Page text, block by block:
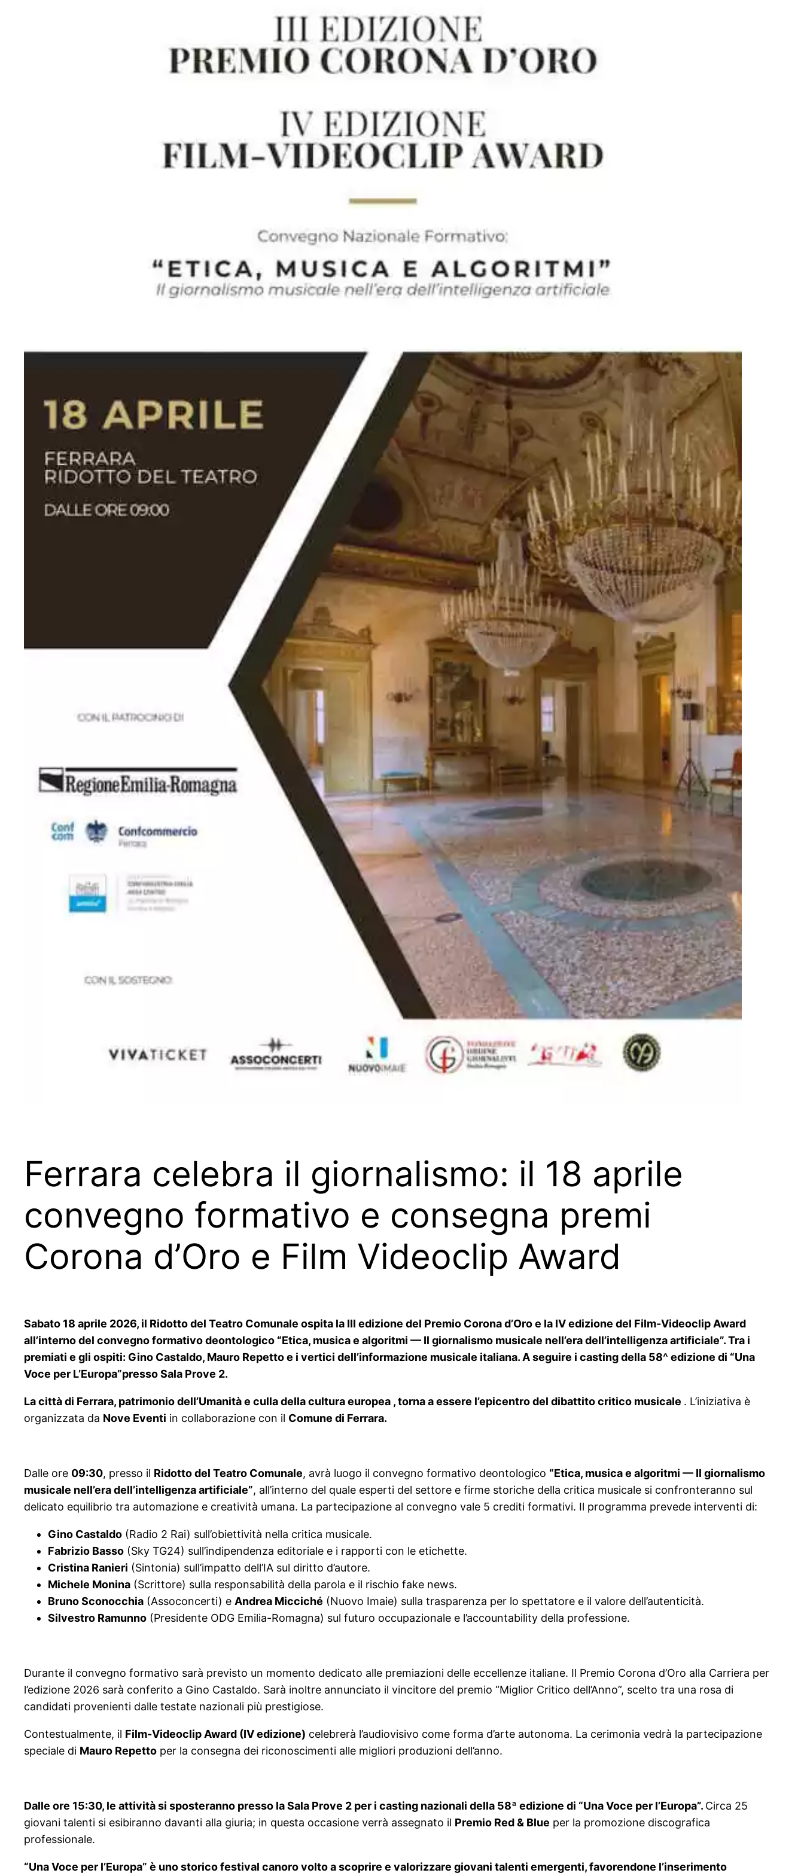
Ferrara celebra il giornalismo: il 18 aprile
convegno formativo e consegna premi
Corona d’Oro e Film Videoclip Award
Sabato 18 aprile 2026, il Ridotto del Teatro Comunale ospita la III edizione del Premio Corona d’Oro e la IV edizione del Film-Videoclip Award
all’interno del convegno formativo deontologico “Etica, musica e algoritmi — Il giornalismo musicale nell’era dell’intelligenza artificiale”. Tra i
premiati e gli ospiti: Gino Castaldo, Mauro Repetto e i vertici dell’informazione musicale italiana. A seguire i casting della 58^ edizione di “Una
Voce per L’Europa”presso Sala Prove 2.
La città di Ferrara, patrimonio dell’Umanità e culla della cultura europea , torna a essere l’epicentro del dibattito critico musicale . L’iniziativa è
organizzata da Nove Eventi in collaborazione con il Comune di Ferrara.
Dalle ore 09:30, presso il Ridotto del Teatro Comunale, avrà luogo il convegno formativo deontologico “Etica, musica e algoritmi — Il giornalismo
musicale nell’era dell’intelligenza artificiale”, all’interno del quale esperti del settore e firme storiche della critica musicale si confronteranno sul
delicato equilibrio tra automazione e creatività umana. La partecipazione al convegno vale 5 crediti formativi. Il programma prevede interventi di:
Gino Castaldo (Radio 2 Rai) sull’obiettività nella critica musicale.
Fabrizio Basso (Sky TG24) sull’indipendenza editoriale e i rapporti con le etichette.
Cristina Ranieri (Sintonia) sull’impatto dell’IA sul diritto d’autore.
Michele Monina (Scrittore) sulla responsabilità della parola e il rischio fake news.
Bruno Sconocchia (Assoconcerti) e Andrea Micciché (Nuovo Imaie) sulla trasparenza per lo spettatore e il valore dell’autenticità.
Silvestro Ramunno (Presidente ODG Emilia-Romagna) sul futuro occupazionale e l’accountability della professione.
Durante il convegno formativo sarà previsto un momento dedicato alle premiazioni delle eccellenze italiane. Il Premio Corona d’Oro alla Carriera per
l’edizione 2026 sarà conferito a Gino Castaldo. Sarà inoltre annunciato il vincitore del premio “Miglior Critico dell’Anno”, scelto tra una rosa di
candidati provenienti dalle testate nazionali più prestigiose.
Contestualmente, il Film-Videoclip Award (IV edizione) celebrerà l’audiovisivo come forma d’arte autonoma. La cerimonia vedrà la partecipazione
speciale di Mauro Repetto per la consegna dei riconoscimenti alle migliori produzioni dell’anno.
Dalle ore 15:30, le attività si sposteranno presso la Sala Prove 2 per i casting nazionali della 58ª edizione di “Una Voce per l’Europa”. Circa 25
giovani talenti si esibiranno davanti alla giuria; in questa occasione verrà assegnato il Premio Red & Blue per la promozione discografica
professionale.
“Una Voce per l’Europa” è uno storico festival canoro volto a scoprire e valorizzare giovani talenti emergenti, favorendone l’inserimento